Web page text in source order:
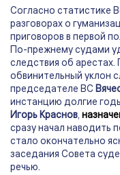
Согласно статистике
разговорах о
приговоров в первой
По-прежнему судами
следствия об
обвинительный уклон
председателе ВС
инстанцию долгие
Игорь Краснов,
сразу начал наводить
стало окончательно
заседания Совета
речью.